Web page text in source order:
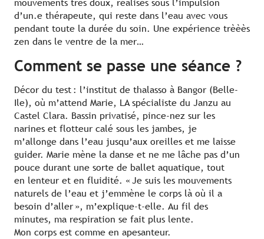
mouvements très doux, réalisés sous l’impulsion
d’un.e thérapeute, qui reste dans l’eau avec vous
pendant toute la durée du soin. Une expérience trèèès
zen dans le ventre de la mer…
Comment se passe une séance ?
Décor du test : l’institut de thalasso à Bangor (Belle-
Ile), où m’attend Marie, LA spécialiste du Janzu au
Castel Clara. Bassin privatisé, pince-nez sur les
narines et flotteur calé sous les jambes, je
m’allonge dans l’eau jusqu’aux oreilles et me laisse
guider. Marie mène la danse et ne me lâche pas d’un
pouce durant une sorte de ballet aquatique, tout
en lenteur et en fluidité. « Je suis les mouvements
naturels de l’eau et j’emmène le corps là où il a
besoin d’aller », m’explique-t-elle. Au fil des
minutes, ma respiration se fait plus lente.
Mon corps est comme en apesanteur.